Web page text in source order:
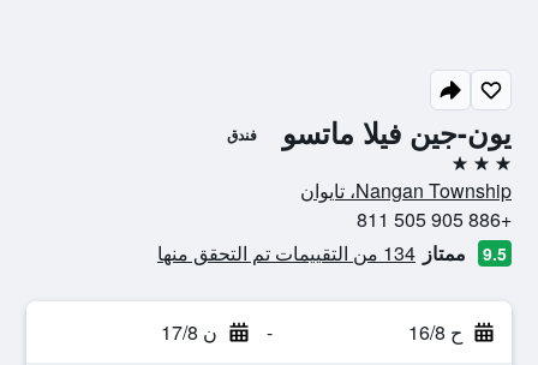
يون-جين فيلا ماتسو فندق
3 نجوم
Nangan Township، تايوان
+886 905 505 811
9.5 ممتاز 134 من التقييمات تم التحقق منها
ح 16/8 - ن 17/8